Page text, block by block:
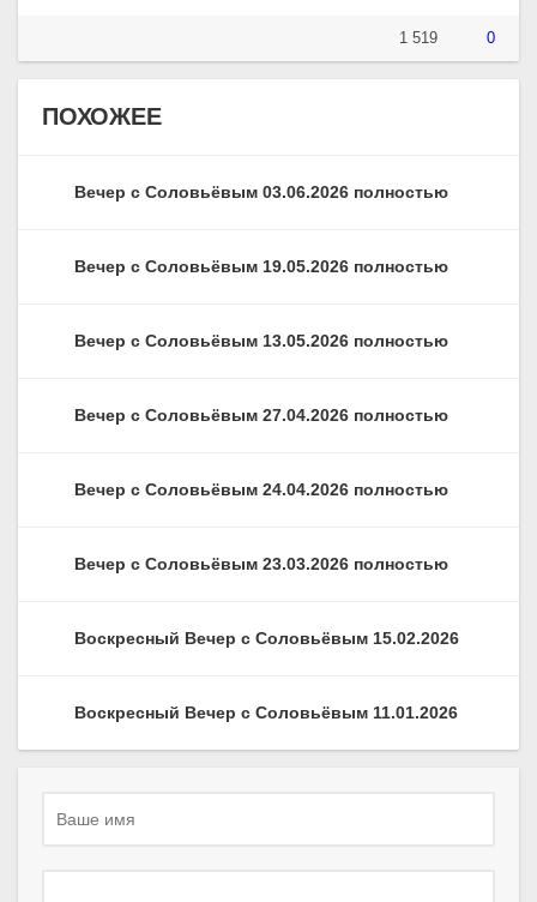
1 519 0
ПОХОЖЕЕ
Вечер с Соловьёвым 03.06.2026 полностью
Вечер с Соловьёвым 19.05.2026 полностью
Вечер с Соловьёвым 13.05.2026 полностью
Вечер с Соловьёвым 27.04.2026 полностью
Вечер с Соловьёвым 24.04.2026 полностью
Вечер с Соловьёвым 23.03.2026 полностью
Воскресный Вечер с Соловьёвым 15.02.2026
Воскресный Вечер с Соловьёвым 11.01.2026